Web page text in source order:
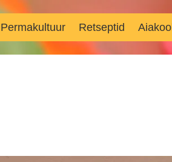
Permakultuur Retseptid Aiakool